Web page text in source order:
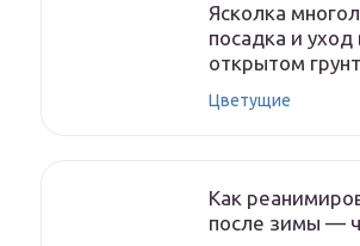
Ясколка
посадка и уход
открытом
Цветущие
Как
после зимы —